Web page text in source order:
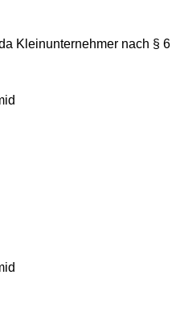
Kleinunternehmer nach § 6